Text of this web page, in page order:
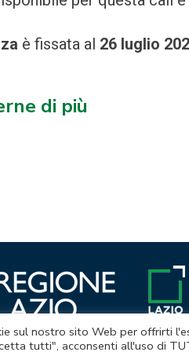
è fissata al 26 luglio
di più
sul nostro sito Web per offrirti
tutti", acconsenti all'uso di